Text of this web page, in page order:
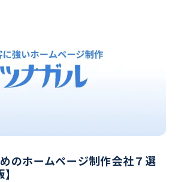
のホームページ制作会社７選